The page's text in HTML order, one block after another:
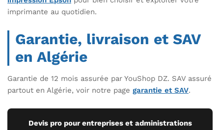
imprimante au quotidien.
Garantie, livraison et SAV
en Algérie
Garantie de 12 mois assurée par YouShop DZ. SAV assuré
partout en Algérie, voir notre page garantie et SAV.
Devis pro pour entreprises et administrations